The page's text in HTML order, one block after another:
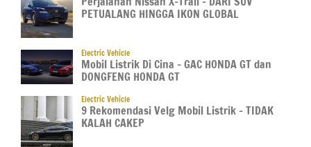
PETUALANG HINGGA IKON GLOBAL
Electric Vehicle
Mobil Listrik Di Cina – GAC HONDA GT dan
DONGFENG HONDA GT
Electric Vehicle
9 Rekomendasi Velg Mobil Listrik – TIDAK
KALAH CAKEP